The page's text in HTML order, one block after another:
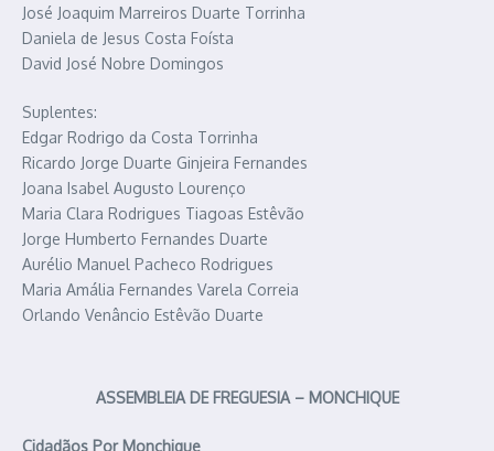
José Joaquim Marreiros Duarte Torrinha
Daniela de Jesus Costa Foísta
David José Nobre Domingos
Suplentes:
Edgar Rodrigo da Costa Torrinha
Ricardo Jorge Duarte Ginjeira Fernandes
Joana Isabel Augusto Lourenço
Maria Clara Rodrigues Tiagoas Estêvão
Jorge Humberto Fernandes Duarte
Aurélio Manuel Pacheco Rodrigues
Maria Amália Fernandes Varela Correia
Orlando Venâncio Estêvão Duarte
ASSEMBLEIA DE FREGUESIA – MONCHIQUE
Cidadãos Por Monchique